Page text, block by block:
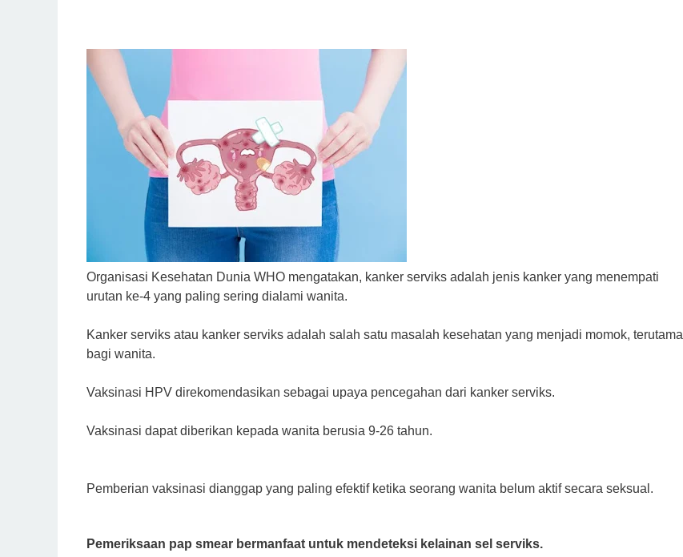
Organisasi Kesehatan Dunia WHO mengatakan, kanker serviks adalah jenis kanker yang menempati
urutan ke-4 yang paling sering dialami wanita.
Kanker serviks atau kanker serviks adalah salah satu masalah kesehatan yang menjadi momok, terutama
bagi wanita.
Vaksinasi HPV direkomendasikan sebagai upaya pencegahan dari kanker serviks.
Vaksinasi dapat diberikan kepada wanita berusia 9-26 tahun.
Pemberian vaksinasi dianggap yang paling efektif ketika seorang wanita belum aktif secara seksual.
Pemeriksaan pap smear bermanfaat untuk mendeteksi kelainan sel serviks.